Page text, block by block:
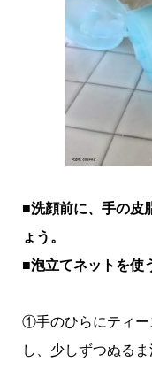
■洗顔前に、手の皮
ょう。
■泡立てネットを使
①手のひらにティー
し、少しずつぬるま